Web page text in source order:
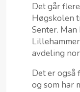
Det går
Høgskolen
Senter.
avdeling
Det er også
og som har